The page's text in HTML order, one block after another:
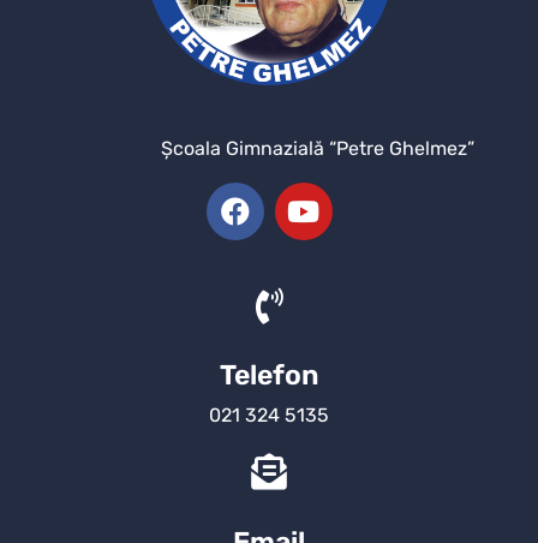
Şcoala Gimnazială “Petre Ghelmez”
Telefon
021 324 5135